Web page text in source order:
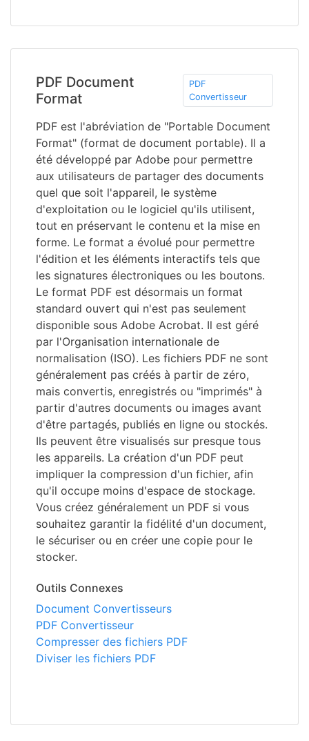
PDF Document
Format
PDF
Convertisseur
PDF est l'abréviation de "Portable Document
Format" (format de document portable). Il a
été développé par Adobe pour permettre
aux utilisateurs de partager des documents
quel que soit l'appareil, le système
d'exploitation ou le logiciel qu'ils utilisent,
tout en préservant le contenu et la mise en
forme. Le format a évolué pour permettre
l'édition et les éléments interactifs tels que
les signatures électroniques ou les boutons.
Le format PDF est désormais un format
standard ouvert qui n'est pas seulement
disponible sous Adobe Acrobat. Il est géré
par l'Organisation internationale de
normalisation (ISO). Les fichiers PDF ne sont
généralement pas créés à partir de zéro,
mais convertis, enregistrés ou "imprimés" à
partir d'autres documents ou images avant
d'être partagés, publiés en ligne ou stockés.
Ils peuvent être visualisés sur presque tous
les appareils. La création d'un PDF peut
impliquer la compression d'un fichier, afin
qu'il occupe moins d'espace de stockage.
Vous créez généralement un PDF si vous
souhaitez garantir la fidélité d'un document,
le sécuriser ou en créer une copie pour le
stocker.
Outils Connexes
Document Convertisseurs
PDF Convertisseur
Compresser des fichiers PDF
Diviser les fichiers PDF